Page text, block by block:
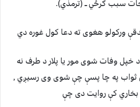
سبب ګرځي ــ (ترمذي).
ورکولو هغوی ته دعا کول غوره دي
خپل وفات شوی مور يا پلار د طرف نه
ثواب په چا پسې چې شوی وی رسيږي ,
کې روايت دی چې